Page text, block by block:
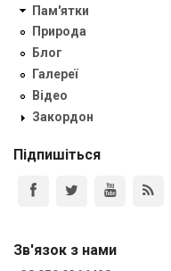
Пам'ятки
Природа
Блог
Галереї
Відео
Закордон
Підпишіться
Зв'язок з нами